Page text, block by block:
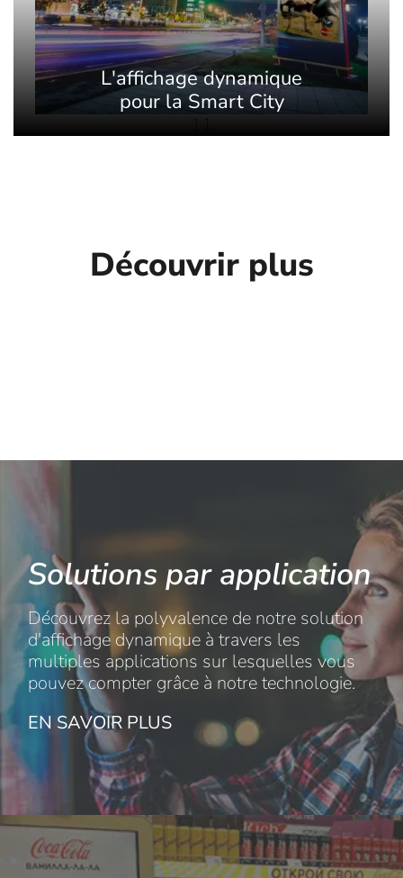
L'affichage dynamique
pour la Smart City
11
Découvrir plus
Solutions par application
Découvrez la polyvalence de notre solution
d'affichage dynamique à travers les
multiples applications sur lesquelles vous
pouvez compter grâce à notre technologie.
EN SAVOIR PLUS